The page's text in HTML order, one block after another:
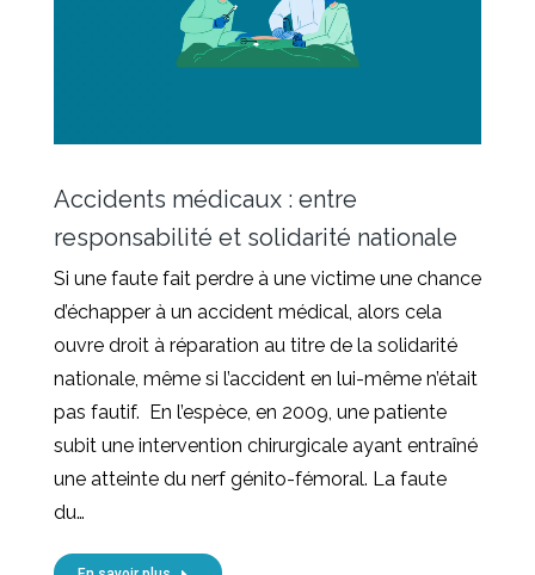
Accidents médicaux : entre
responsabilité et solidarité nationale
Si une faute fait perdre à une victime une chance
d’échapper à un accident médical, alors cela
ouvre droit à réparation au titre de la solidarité
nationale, même si l’accident en lui-même n’était
pas fautif. En l’espèce, en 2009, une patiente
subit une intervention chirurgicale ayant entraîné
une atteinte du nerf génito-fémoral. La faute
du…